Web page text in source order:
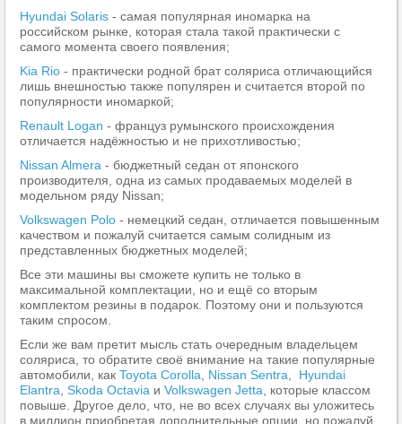
Hyundai Solaris - самая популярная иномарка на
российском рынке, которая стала такой практически с
самого момента своего появления;
Kia Rio - практически родной брат соляриса отличающийся
лишь внешностью также популярен и считается второй по
популярности иномаркой;
Renault Logan - француз румынского происхождения
отличается надёжностью и не прихотливостью;
Nissan Almera - бюджетный седан от японского
производителя, одна из самых продаваемых моделей в
модельном ряду Nissan;
Volkswagen Polo - немецкий седан, отличается повышенным
качеством и пожалуй считается самым солидным из
представленных бюджетных моделей;
Все эти машины вы сможете купить не только в
максимальной комплектации, но и ещё со вторым
комплектом резины в подарок. Поэтому они и пользуются
таким спросом.
Если же вам претит мысль стать очередным владельцем
соляриса, то обратите своё внимание на такие популярные
автомобили, как Toyota Corolla Nissan Sentra
Hyundai
Elantra Skoda Octavia и Volkswagen Jetta , которые классом
повыше. Другое дело, что, не во всех случаях вы уложитесь
в миллион приобретая дополнительные опции, но пожалуй